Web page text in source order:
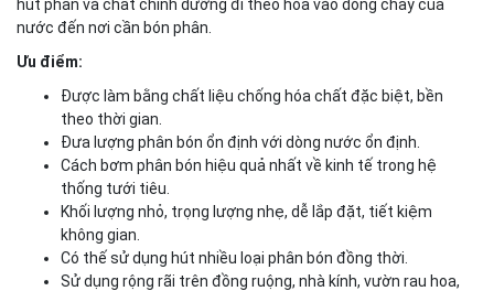
hút phân và chất chinh dưỡng đi theo hòa vào dòng chảy của
nước đến nơi cần bón phân.
Ưu điểm:
Được làm bằng chất liệu chống hóa chất đặc biệt, bền
theo thời gian.
Đưa lượng phân bón ổn định với dòng nước ổn định.
Cách bơm phân bón hiệu quả nhất về kinh tế trong hệ
thống tưới tiêu.
Khối lượng nhỏ, trọng lượng nhẹ, dễ lắp đặt, tiết kiệm
không gian.
Có thế sử dụng hút nhiều loại phân bón đồng thời.
Sử dụng rộng rãi trên đồng ruộng, nhà kính, vườn rau hoa,